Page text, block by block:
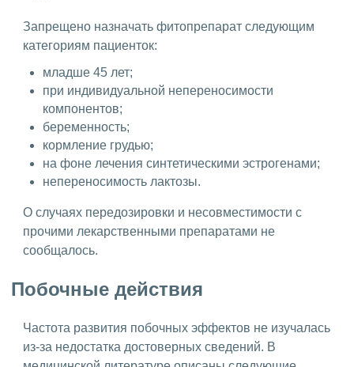
Запрещено назначать фитопрепарат следующим
категориям пациенток:
младше 45 лет;
при индивидуальной непереносимости
компонентов;
беременность;
кормление грудью;
на фоне лечения синтетическими эстрогенами;
непереносимость лактозы.
О случаях передозировки и несовместимости с
прочими лекарственными препаратами не
сообщалось.
Побочные действия
Частота развития побочных эффектов не изучалась
из-за недостатка достоверных сведений. В